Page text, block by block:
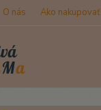
O nás Ako nakupovať